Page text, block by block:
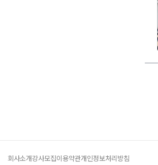
회사소개강사모집이용약관개인정보처리방침